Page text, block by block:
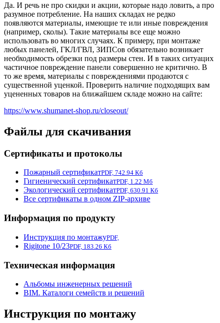
Да. И речь не про скидки и акции, которые надо ловить, а про
разумное потребление. На наших складах не редко
появляются материалы, имеющие те или иные повреждения
(например, сколы). Такие материалы все еще можно
использовать во многих случаях. К примеру, при монтаже
любых панелей, ГКЛ/ГВЛ, ЗИПСов обязательно возникает
необходимость обрезки под размеры стен. И в таких ситуацих
частичное повреждение панели совершенно не критично. В
то же время, материалы с повреждениями продаются с
существенной уценкой. Проверить наличие подходящих вам
уцененных товаров на ближайшем складе можно на сайте:
https://www.shumanet-shop.ru/closeout/
Файлы для скачивания
Сертификаты и протоколы
Пожарный сертификатPDF, 742.94 Кб
Гигиенический сертификатPDF, 1.22 Мб
Экологический сертификатPDF, 630.91 Кб
Все сертификаты в одном ZIP-архиве
Информация по продукту
Инструкция по монтажуPDF,
Rigitone 10/23PDF, 183.26 Кб
Техническая информация
Альбомы инженерных решений
BIM. Каталоги семейств и решений
Инструкция по монтажу